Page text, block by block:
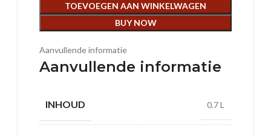
TOEVOEGEN AAN WINKELWAGEN
BUY NOW
Aanvullende informatie
Aanvullende informatie
INHOUD 0.7 L